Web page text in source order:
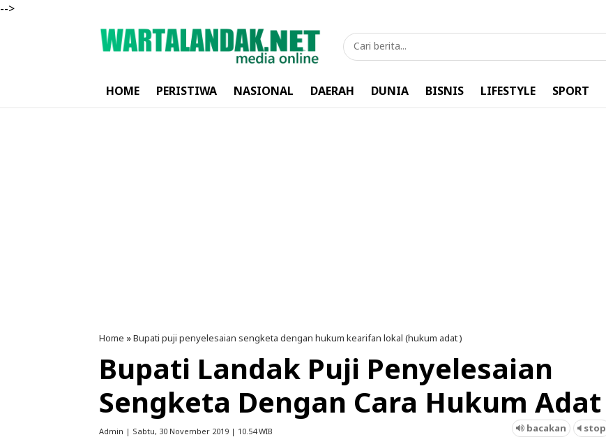
-->
HOME PERISTIWA NASIONAL DAERAH DUNIA BISNIS LIFESTYLE SPORT
Home »Bupati puji penyelesaian sengketa dengan hukum kearifan lokal (hukum adat )
Bupati Landak Puji Penyelesaian
Sengketa Dengan Cara Hukum Adat
Admin | Sabtu, 30 November 2019 | 10.54 WIB bacakan stop